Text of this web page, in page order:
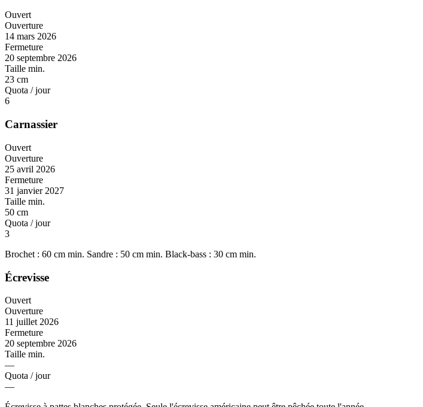
Ouvert
Ouverture
14 mars 2026
Fermeture
20 septembre 2026
Taille min.
23 cm
Quota / jour
6
Carnassier
Ouvert
Ouverture
25 avril 2026
Fermeture
31 janvier 2027
Taille min.
50 cm
Quota / jour
3
Brochet : 60 cm min. Sandre : 50 cm min. Black-bass : 30 cm min.
Écrevisse
Ouvert
Ouverture
11 juillet 2026
Fermeture
20 septembre 2026
Taille min.
—
Quota / jour
—